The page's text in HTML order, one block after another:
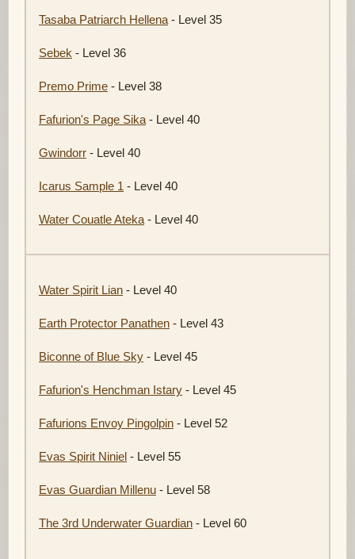
Tasaba Patriarch Hellena - Level 35
Sebek - Level 36
Premo Prime - Level 38
Fafurion's Page Sika - Level 40
Gwindorr - Level 40
Icarus Sample 1 - Level 40
Water Couatle Ateka - Level 40
Water Spirit Lian - Level 40
Earth Protector Panathen - Level 43
Biconne of Blue Sky - Level 45
Fafurion's Henchman Istary - Level 45
Fafurions Envoy Pingolpin - Level 52
Evas Spirit Niniel - Level 55
Evas Guardian Millenu - Level 58
The 3rd Underwater Guardian - Level 60